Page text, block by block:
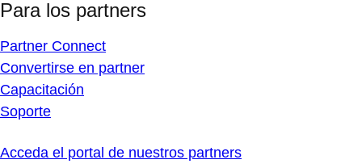
Para los partners
Partner Connect
Convertirse en partner
Capacitación
Soporte
Acceda el portal de nuestros partners